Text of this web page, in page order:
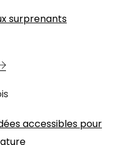
surprenants
accessibles pour